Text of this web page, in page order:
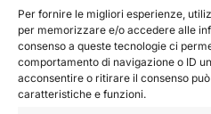
Per fornire le migliori esperienze,
per memorizzare e/o accedere alle
consenso a queste tecnologie ci
comportamento di navigazione o ID
acconsentire o ritirare il consenso
caratteristiche e funzioni.